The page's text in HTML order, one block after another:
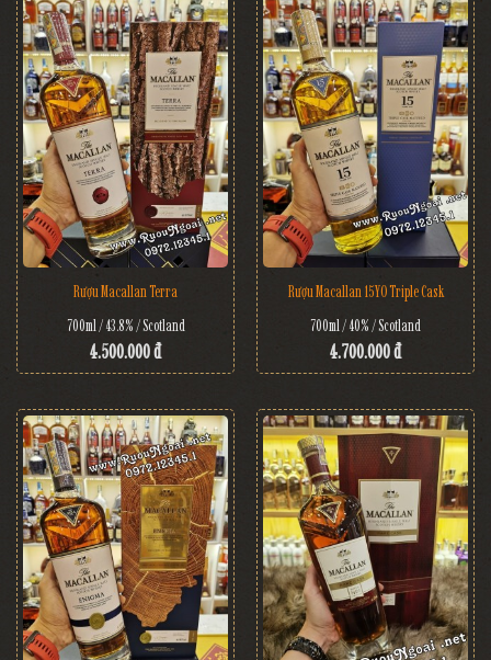
Rượu Macallan Terra
700ml / 43.8% / Scotland
4.500.000 đ
Rượu Macallan 15YO Triple Cask
700ml / 40% / Scotland
4.700.000 đ